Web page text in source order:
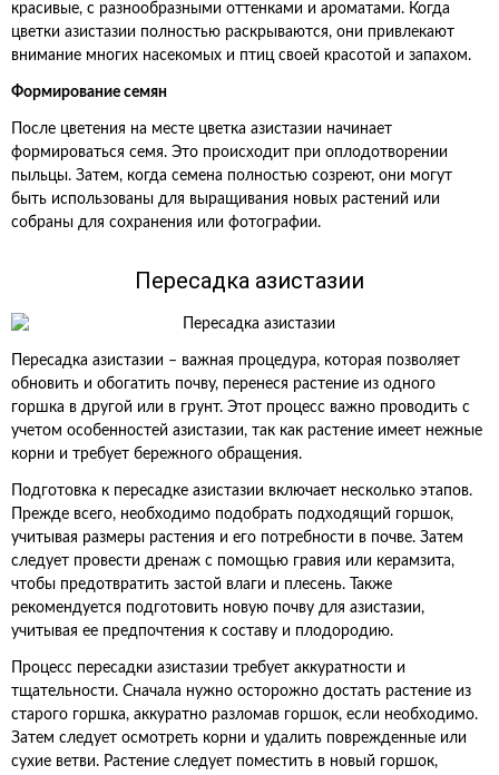
красивые, с разнообразными оттенками и ароматами. Когда
цветки азистазии полностью раскрываются, они привлекают
внимание многих насекомых и птиц своей красотой и запахом.
Формирование семян
После цветения на месте цветка азистазии начинает
формироваться семя. Это происходит при оплодотворении
пыльцы. Затем, когда семена полностью созреют, они могут
быть использованы для выращивания новых растений или
собраны для сохранения или фотографии.
Пересадка азистазии
Пересадка азистазии – важная процедура, которая позволяет
обновить и обогатить почву, перенеся растение из одного
горшка в другой или в грунт. Этот процесс важно проводить с
учетом особенностей азистазии, так как растение имеет нежные
корни и требует бережного обращения.
Подготовка к пересадке азистазии включает несколько этапов.
Прежде всего, необходимо подобрать подходящий горшок,
учитывая размеры растения и его потребности в почве. Затем
следует провести дренаж с помощью гравия или керамзита,
чтобы предотвратить застой влаги и плесень. Также
рекомендуется подготовить новую почву для азистазии,
учитывая ее предпочтения к составу и плодородию.
Процесс пересадки азистазии требует аккуратности и
тщательности. Сначала нужно осторожно достать растение из
старого горшка, аккуратно разломав горшок, если необходимо.
Затем следует осмотреть корни и удалить поврежденные или
сухие ветви. Растение следует поместить в новый горшок,